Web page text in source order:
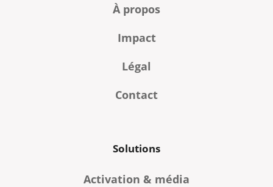
À propos
Impact
Légal
Contact
Solutions
Activation & média